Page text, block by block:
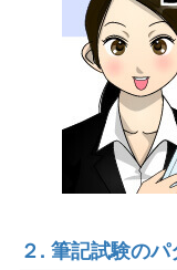
２. 筆記試験の